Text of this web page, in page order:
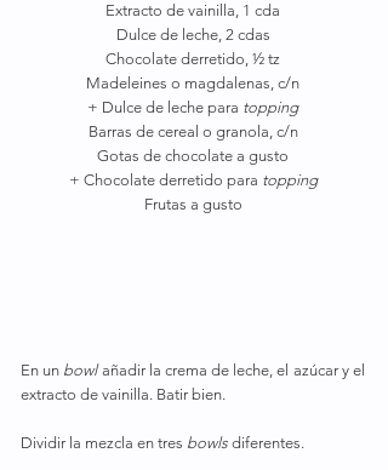
Extracto de vainilla, 1 cda
Dulce de leche, 2 cdas
Chocolate derretido, ½ tz
Madeleines o magdalenas, c/n
+ Dulce de leche para topping
Barras de cereal o granola, c/n
Gotas de chocolate a gusto
+ Chocolate derretido para topping
Frutas a gusto
En un bowl añadir la crema de leche, el azúcar y el
extracto de vainilla. Batir bien.
Dividir la mezcla en tres bowls diferentes.